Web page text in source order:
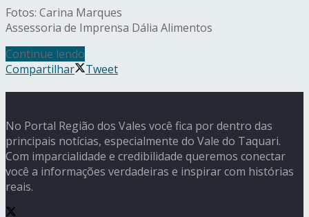
Fotos: Carina Marques
Assessoria de Imprensa Dália Alimentos
Continue lendo
Compartilhar
Tweet
No Portal Região dos Vales você fica por dentro das
principais notícias, especialmente do Vale do Taquari.
Com imparcialidade e credibilidade queremos conectar
você a informações verdadeiras e inspirar com histórias
reais.